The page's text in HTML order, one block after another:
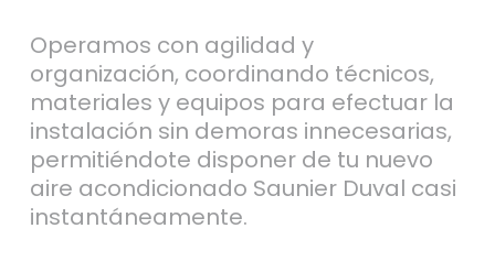
Operamos con agilidad y
organización, coordinando técnicos,
materiales y equipos para efectuar la
instalación sin demoras innecesarias,
permitiéndote disponer de tu nuevo
aire acondicionado Saunier Duval casi
instantáneamente.